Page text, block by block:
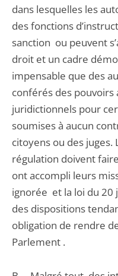
dans lesquelles les
des fonctions
sanction ou peuvent
droit et un cadre
impensable que des
conférés des pouvoirs
juridictionnels pour
soumises à aucun
citoyens ou des juges.
régulation doivent
ont accompli leurs
ignorée et la loi du 20
des dispositions
obligation de rendre
Parlement .